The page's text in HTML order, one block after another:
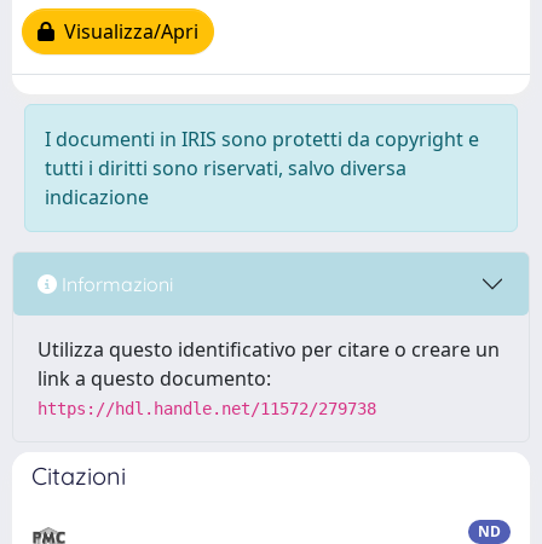
Visualizza/Apri
I documenti in IRIS sono protetti da copyright e
tutti i diritti sono riservati, salvo diversa
indicazione
Informazioni
Utilizza questo identificativo per citare o creare un
link a questo documento:
https://hdl.handle.net/11572/279738
Citazioni
ND